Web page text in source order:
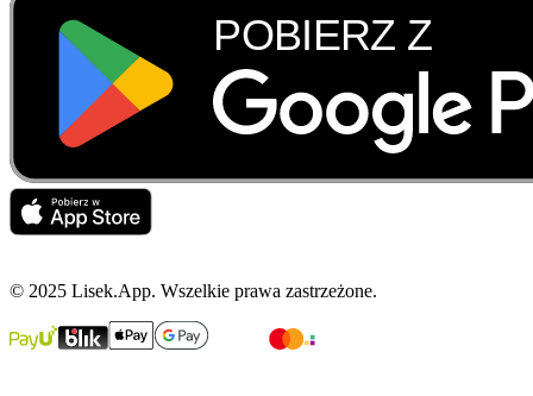
© 2025 Lisek.App. Wszelkie prawa zastrzeżone.